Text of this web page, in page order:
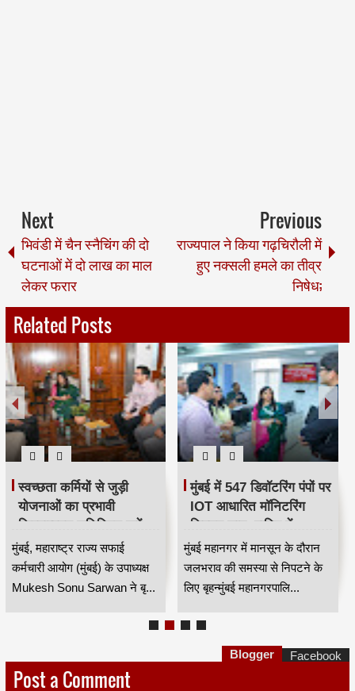
Next
भिवंडी में चैन स्नैचिंग की दो
घटनाओं में दो लाख का माल
लेकर फरार
Previous
राज्यपाल ने किया गढ़चिरौली में
हुए नक्सली हमले का तीव्र
निषेध;
Related Posts
स्वच्छता कर्मियों से जुड़ी
योजनाओं का प्रभावी
क्रियान्वयन सुनिश्चित करें —
महाराष्ट्र राज्य सफाई
कर्मचारी आयोग के उपाध्यक्ष
मुकेश सोनू सरवान HKA
मुंबई, महाराष्ट्र राज्य सफाई
कर्मचारी आयोग (मुंबई) के उपाध्यक्ष
Mukesh Sonu Sarwan ने बृ...
मुंबई में 547 डिवॉटरिंग पंपों पर
IOT आधारित मॉनिटरिंग
सिस्टम लागू, बारिश में
जलभराव नियंत्रण होगा
अधिक प्रभावी
मुंबई महानगर में मानसून के दौरान
जलभराव की समस्या से निपटने के
लिए बृहन्मुंबई महानगरपालि...
Post a Comment
Blogger Facebook